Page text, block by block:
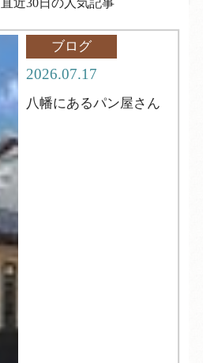
直近30日の人気記事
ブログ
2026.07.17
八幡にあるパン屋さん